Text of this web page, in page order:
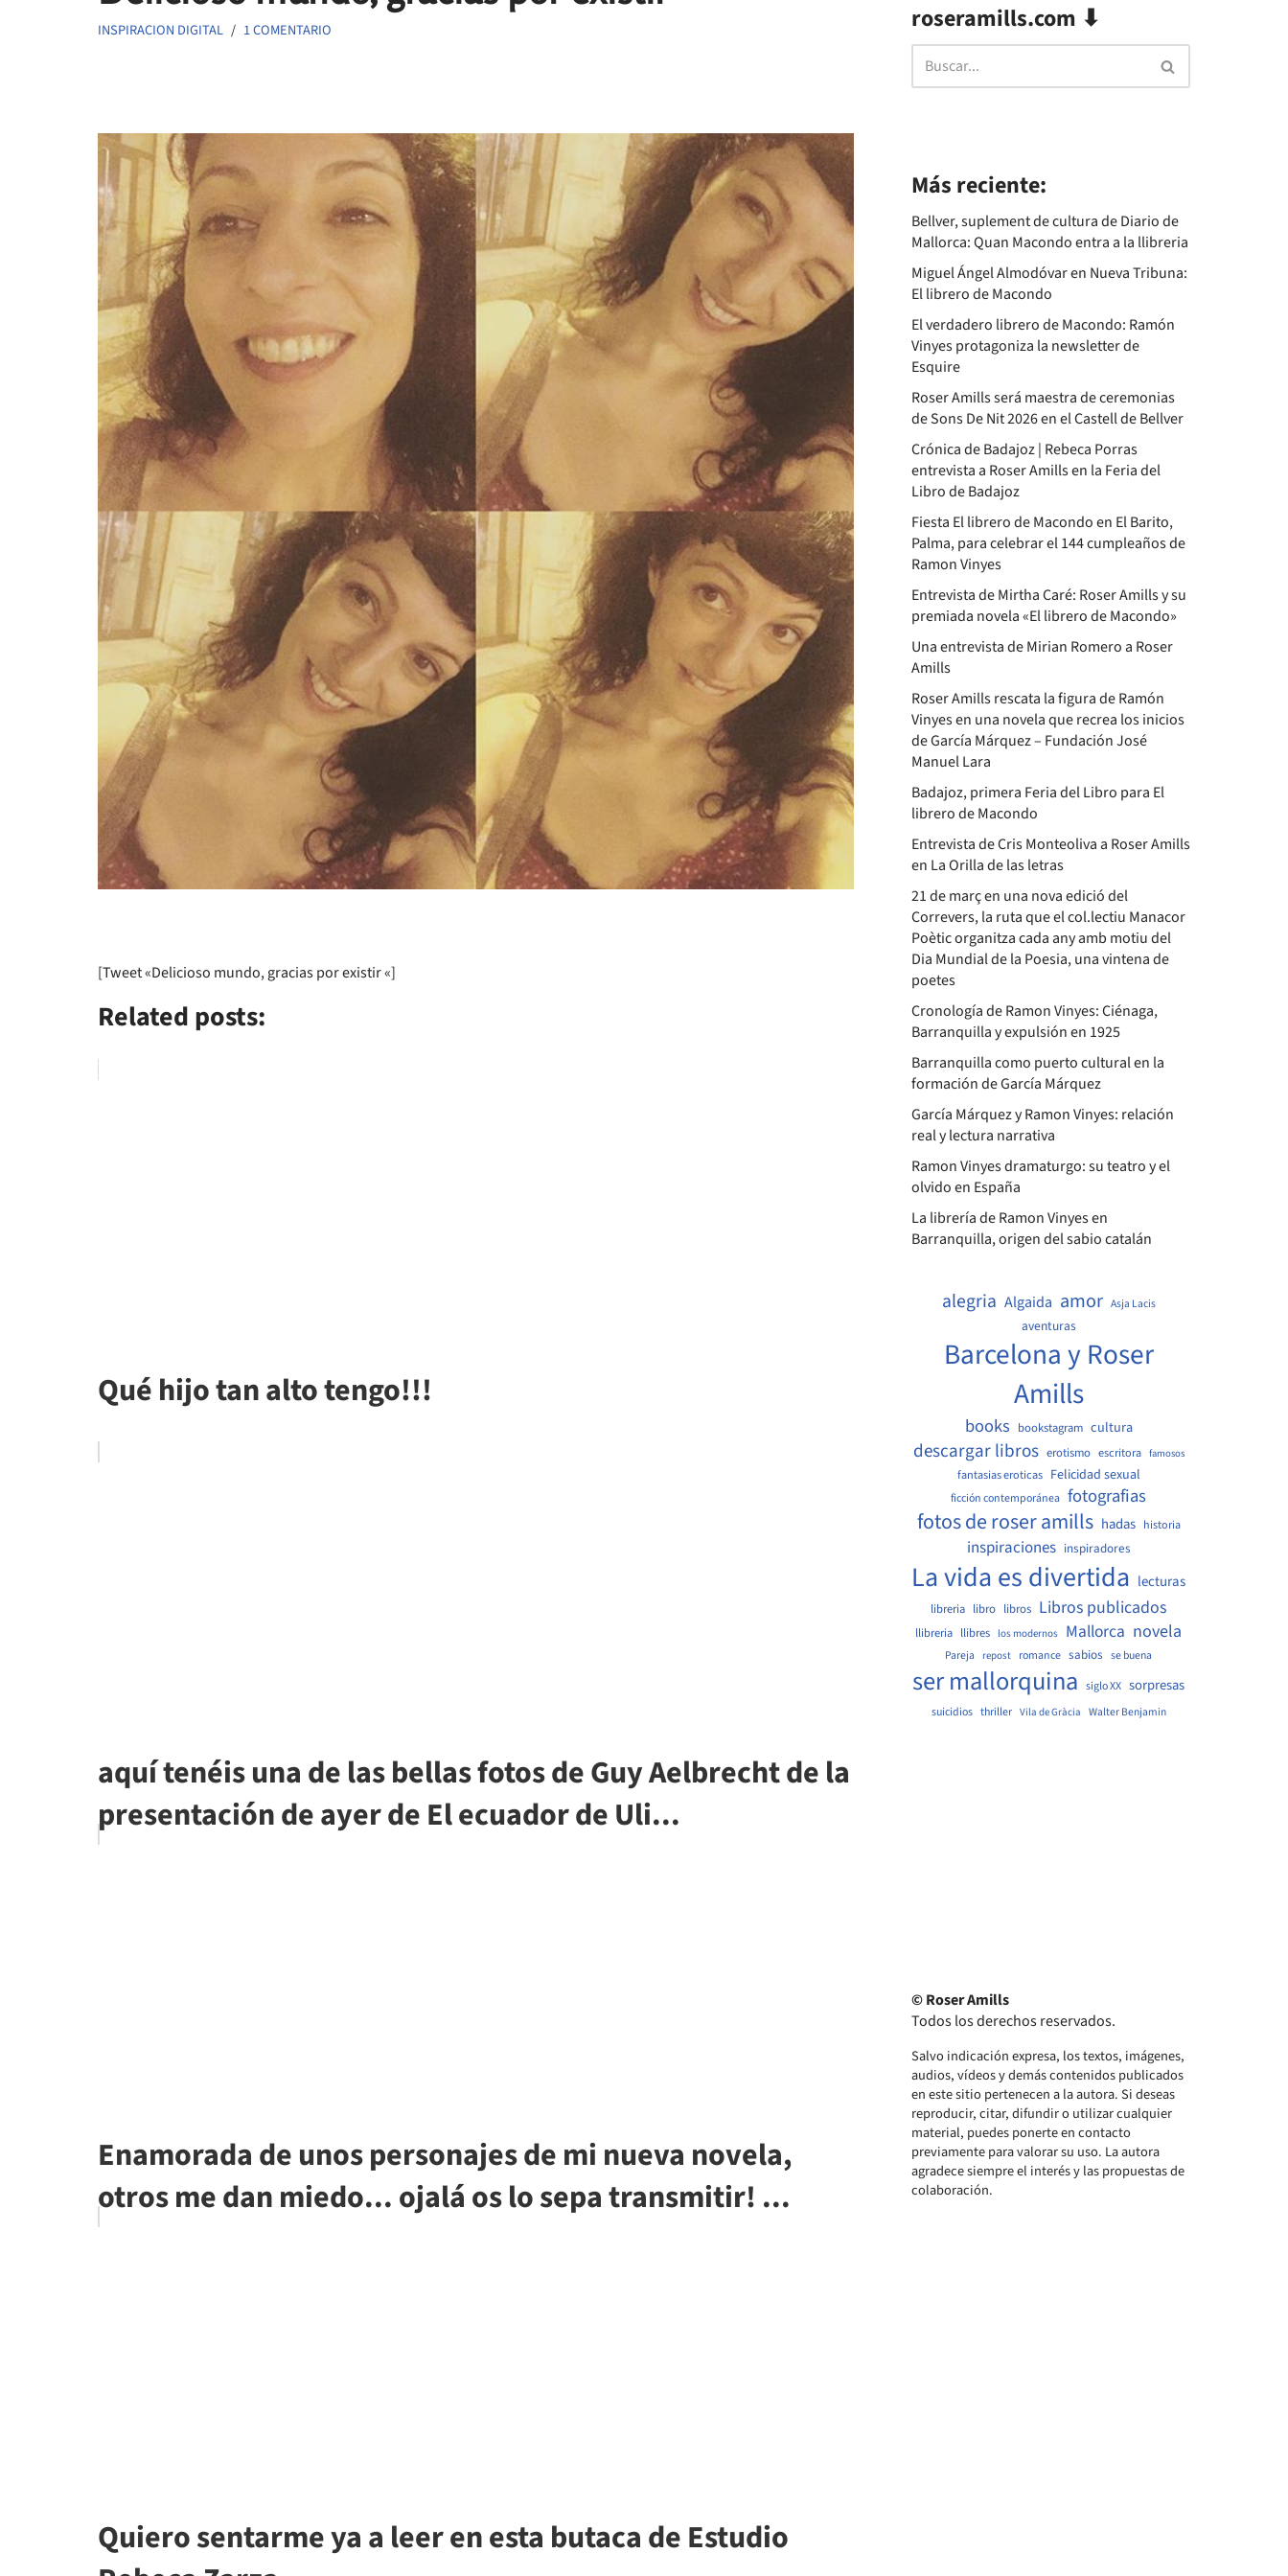
INSPIRACION DIGITAL 1 COMENTARIO
[Tweet «Delicioso mundo, gracias por existir «]
Related posts:
Qué hijo tan alto tengo!!!
aquí tenéis una de las bellas fotos de Guy Aelbrecht de la
presentación de ayer de El ecuador de Uli...
Enamorada de unos personajes de mi nueva novela,
otros me dan miedo... ojalá os lo sepa transmitir! ...
Quiero sentarme ya a leer en esta butaca de Estudio
roseramills.com ⬇
Más reciente:
Bellver, suplement de cultura de Diario de
Mallorca: Quan Macondo entra a la llibreria
Miguel Ángel Almodóvar en Nueva Tribuna:
El librero de Macondo
El verdadero librero de Macondo: Ramón
Vinyes protagoniza la newsletter de
Esquire
Roser Amills será maestra de ceremonias
de Sons De Nit 2026 en el Castell de Bellver
Crónica de Badajoz | Rebeca Porras
entrevista a Roser Amills en la Feria del
Libro de Badajoz
Fiesta El librero de Macondo en El Barito,
Palma, para celebrar el 144 cumpleaños de
Ramon Vinyes
Entrevista de Mirtha Caré: Roser Amills y su
premiada novela «El librero de Macondo»
Una entrevista de Mirian Romero a Roser
Amills
Roser Amills rescata la figura de Ramón
Vinyes en una novela que recrea los inicios
de García Márquez – Fundación José
Manuel Lara
Badajoz, primera Feria del Libro para El
librero de Macondo
Entrevista de Cris Monteoliva a Roser Amills
en La Orilla de las letras
21 de març en una nova edició del
Correvers, la ruta que el col.lectiu Manacor
Poètic organitza cada any amb motiu del
Dia Mundial de la Poesia, una vintena de
poetes
Cronología de Ramon Vinyes: Ciénaga,
Barranquilla y expulsión en 1925
Barranquilla como puerto cultural en la
formación de García Márquez
García Márquez y Ramon Vinyes: relación
real y lectura narrativa
Ramon Vinyes dramaturgo: su teatro y el
olvido en España
La librería de Ramon Vinyes en
Barranquilla, origen del sabio catalán
alegria Algaida amor Asja Lacis
aventuras
Barcelona y Roser
Amills
books bookstagram cultura
descargar libros erotismo escritora famosos
fantasias eroticas Felicidad sexual
ficción contemporánea fotografias
fotos de roser amills hadas historia
inspiraciones inspiradores
La vida es divertida lecturas
libreria libro libros Libros publicados
llibreria llibres los modernos Mallorca novela
Pareja repost romance sabios se buena
ser mallorquina siglo XX sorpresas
suicidios thriller Vila de Gràcia Walter Benjamin
© Roser Amills
Todos los derechos reservados.
Salvo indicación expresa, los textos, imágenes,
audios, vídeos y demás contenidos publicados
en este sitio pertenecen a la autora. Si deseas
reproducir, citar, difundir o utilizar cualquier
material, puedes ponerte en contacto
previamente para valorar su uso. La autora
agradece siempre el interés y las propuestas de
colaboración.